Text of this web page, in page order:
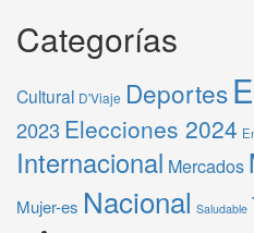
Categorías
Cultural D'Viaje Deportes
2023 Elecciones 2024
Internacional Mercados
Mujer-es Nacional Saludable